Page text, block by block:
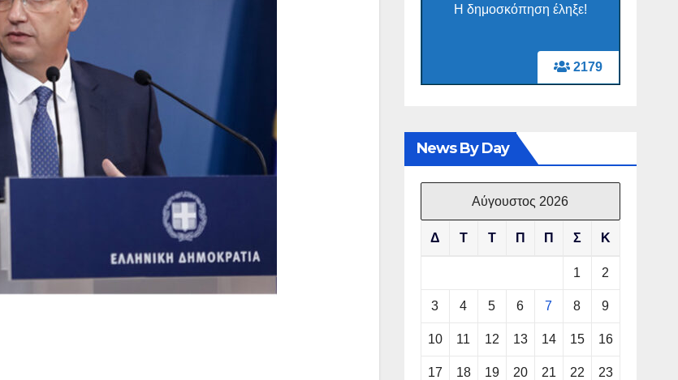
2179
Η δημοσκόπηση έληξε!
News By Day
Αύγουστος 2026
Δ Τ Τ Π Π Σ Κ
1 2
3 4 5 6 7 8 9
10 11 12 13 14 15 16
17 18 19 20 21 22 23